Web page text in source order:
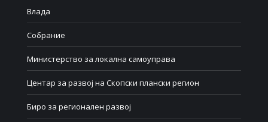
Влада
Собрание
Министерство за локална самоуправа
Центар за развој на Скопски плански регион
Биро за регионален развој